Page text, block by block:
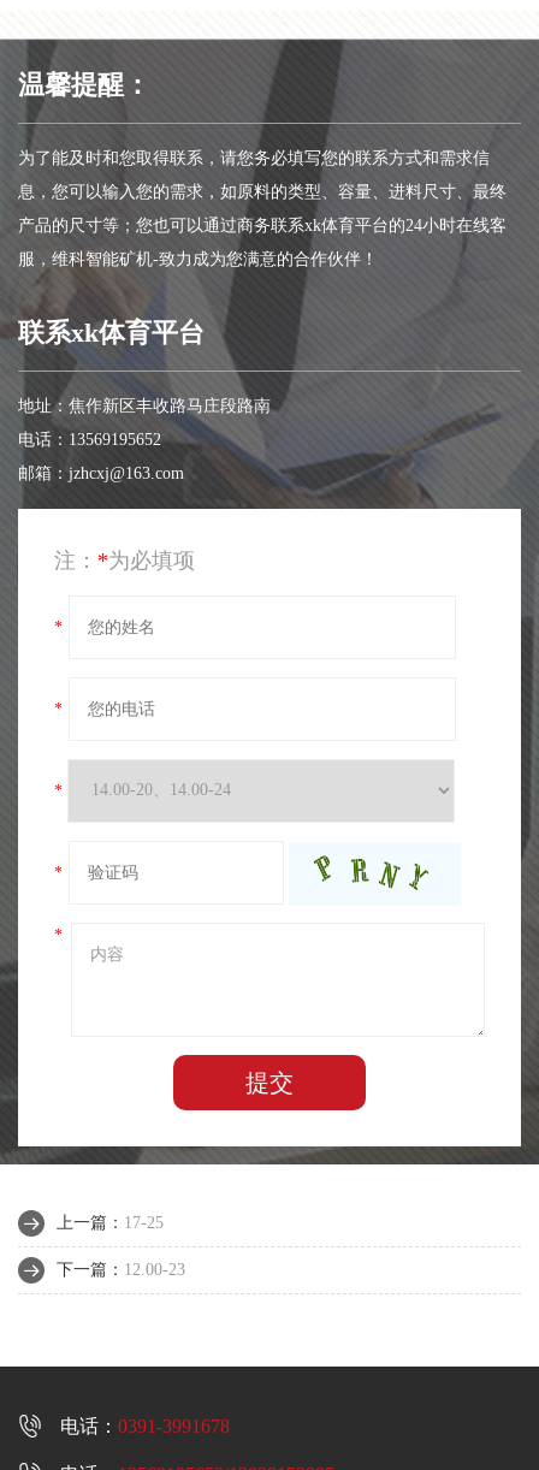
注： *为必填项
*
*
*
*
*
提交
温馨提醒：
为了能及时和您取得联系，请您务必填写您的联系方式和需求信
息，您可以输入您的需求，如原料的类型、容量、进料尺寸、最终
产品的尺寸等；您也可以通过商务联系xk体育平台的24小时在线客
服，维科智能矿机-致力成为您满意的合作伙伴！
联系xk体育平台
地址：焦作新区丰收路马庄段路南
电话：13569195652
邮箱：jzhcxj@163.com
上一篇： 17-25
下一篇： 12.00-23
 电话： 0391-3991678